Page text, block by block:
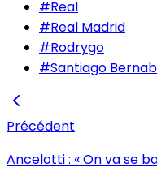
#Real
#Real Madrid
#Rodrygo
#Santiago
Précédent
Ancelotti : « On va se